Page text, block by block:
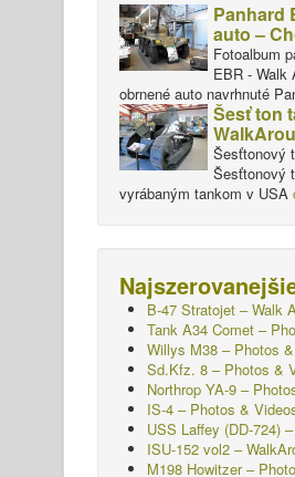
Panhard
auto –
Fotoalbum
EBR - Walk
obrnené auto navrhnuté
Šesť ton
Šesťtonový
Šesťtonový
vyrábaným tankom v USA
B-47 Stratojet – Walk
Tank A34 Comet –
Willys M38 – Photos
Sd.Kfz. 8 – Photos &
Northrop YA-9 –
IS-4 – Photos &
USS Laffey (DD-724)
ISU-152 vol2 –
M198 Howitzer –